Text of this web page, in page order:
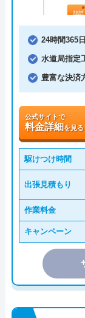
24時間365
水道局指定
豊富な決済
公式サイトで
料金詳細を見る
駆けつけ時間
出張見積もり
作業料金
キャンペーン